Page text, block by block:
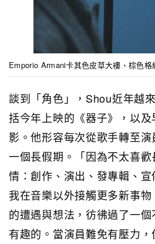
Emporio Armani卡其色皮草大褸、棕色格
談到「角色」，Shou近年越
括今年上映的《器子》，以
影。他形容每次從歌手轉至
一個長假期。「因為不太喜
情：創作、演出、發專輯、
我在音樂以外接觸更多新事
的遭遇與想法，彷彿過了一
有趣的。當演員難免有壓力